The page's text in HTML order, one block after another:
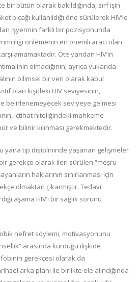
bütün olarak bakıldığında, sırf işin
bıçağı kullanıldığı öne sürülerek HIV’le
işyerinin farklı bir pozisyonunda
önlemenin en önemli aracı olan
Öte yandan HIV’in
olmadığının; ayrıca yukarıda
bilimsel bir veri olarak kabul
olan kişideki HIV seviyesinin,
belirlenemeyecek seviyeye gelmesi
içtihat niteliğindeki mahkeme
ve bilinir kılınması gerekmektedir.
yana tıp disiplininde yaşanan gelişmeler
gerekçe olarak ileri sürülen “meşru
haklarının sınırlanması için
olmaktan çıkarmıştır. Tedavi
aşama HIV’i bir sağlık sorunu
nefret söylemi, motivasyonunu
arasında kurduğu ilişkide
gerekçesi olarak da
arka planı ile birlikte ele alındığında